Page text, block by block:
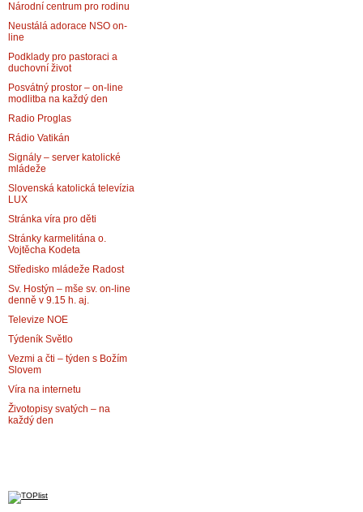
Národní centrum pro rodinu
Neustálá adorace NSO on-
line
Podklady pro pastoraci a
duchovní život
Posvátný prostor – on-line
modlitba na každý den
Radio Proglas
Rádio Vatikán
Signály – server katolické
mládeže
Slovenská katolická televízia
LUX
Stránka víra pro děti
Stránky karmelitána o.
Vojtěcha Kodeta
Středisko mládeže Radost
Sv. Hostýn – mše sv. on-line
denně v 9.15 h. aj.
Televize NOE
Týdeník Světlo
Vezmi a čti – týden s Božím
Slovem
Víra na internetu
Životopisy svatých – na
každý den